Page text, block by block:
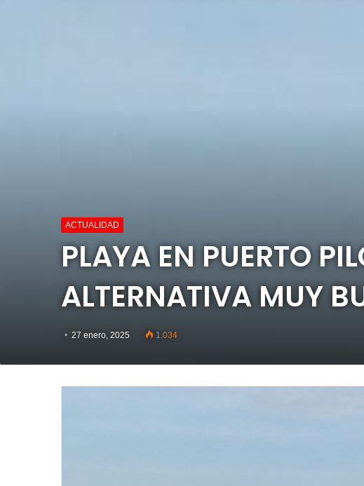
ACTUALIDAD
PLAYA EN PUERTO
ALTERNATIVA MUY
27 enero, 2025 1.034